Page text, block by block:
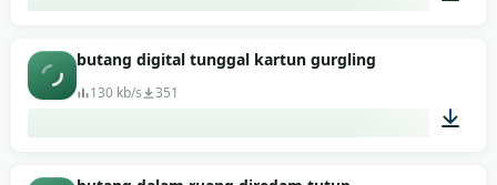
butang digital tunggal kartun gurgling
130 kb/s 351